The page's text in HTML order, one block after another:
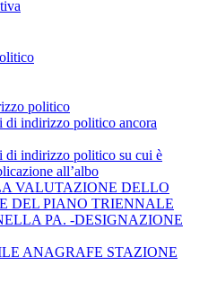
politico
di indirizzo politico ancora
di indirizzo politico su cui è
all’albo
VALUTAZIONE DELLO
DEL PIANO TRIENNALE
PA. -DESIGNAZIONE
ANAGRAFE STAZIONE